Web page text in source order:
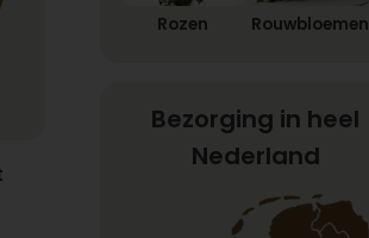
Rozen Rouwbloemen
Bezorging in heel
Nederland